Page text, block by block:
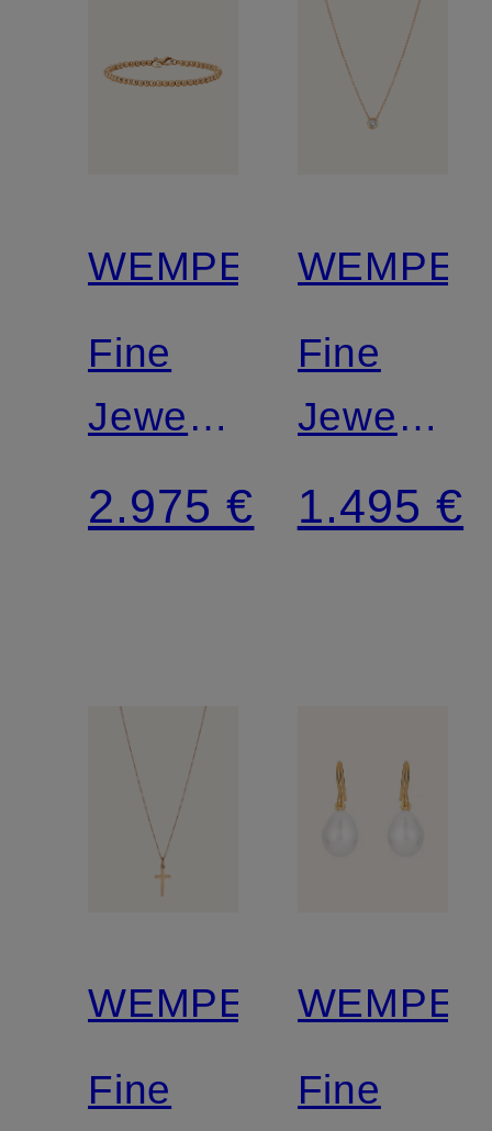
WEMPE
Fine
Jewelry
Armband
MINIMALISM
2.975 €
WEMPE
Fine
Jewelry
Anhänger
ONE
1.495 €
WEMPE
Fine
WEMPE
Fine